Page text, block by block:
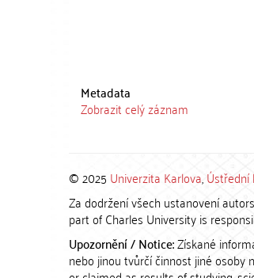
Metadata
Zobrazit celý záznam
© 2025 Univerzita Karlova,Ústřední
Za dodržení všech ustanovení
part of Charles University is
Upozornění / Notice:Získané
nebo jinou tvůrčí činnost jiné osoby